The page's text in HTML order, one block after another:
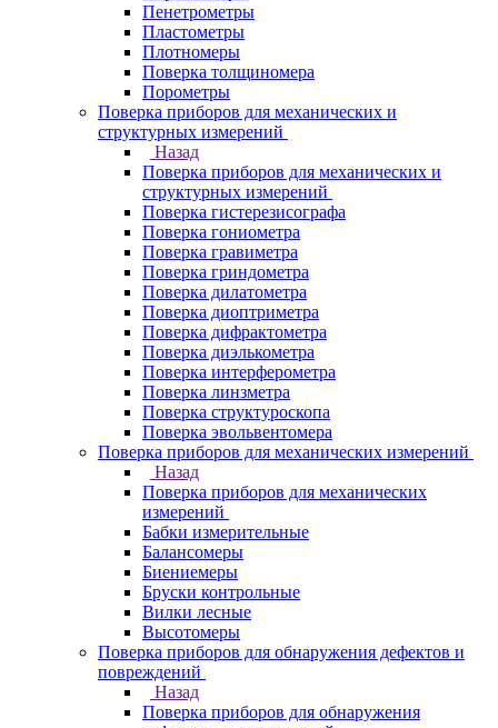
Пенетрометры
Пластометры
Плотномеры
Поверка толщиномера
Порометры
Поверка приборов для механических и
структурных измерений
Назад
Поверка приборов для механических и
структурных измерений
Поверка гистерезисографа
Поверка гониометра
Поверка гравиметра
Поверка гриндометра
Поверка дилатометра
Поверка диоптриметра
Поверка дифрактометра
Поверка диэлькометра
Поверка интерферометра
Поверка линзметра
Поверка структуроскопа
Поверка эвольвентомера
Поверка приборов для механических измерений
Назад
Поверка приборов для механических
измерений
Бабки измерительные
Балансомеры
Биениемеры
Бруски контрольные
Вилки лесные
Высотомеры
Поверка приборов для обнаружения дефектов и
повреждений
Назад
Поверка приборов для обнаружения